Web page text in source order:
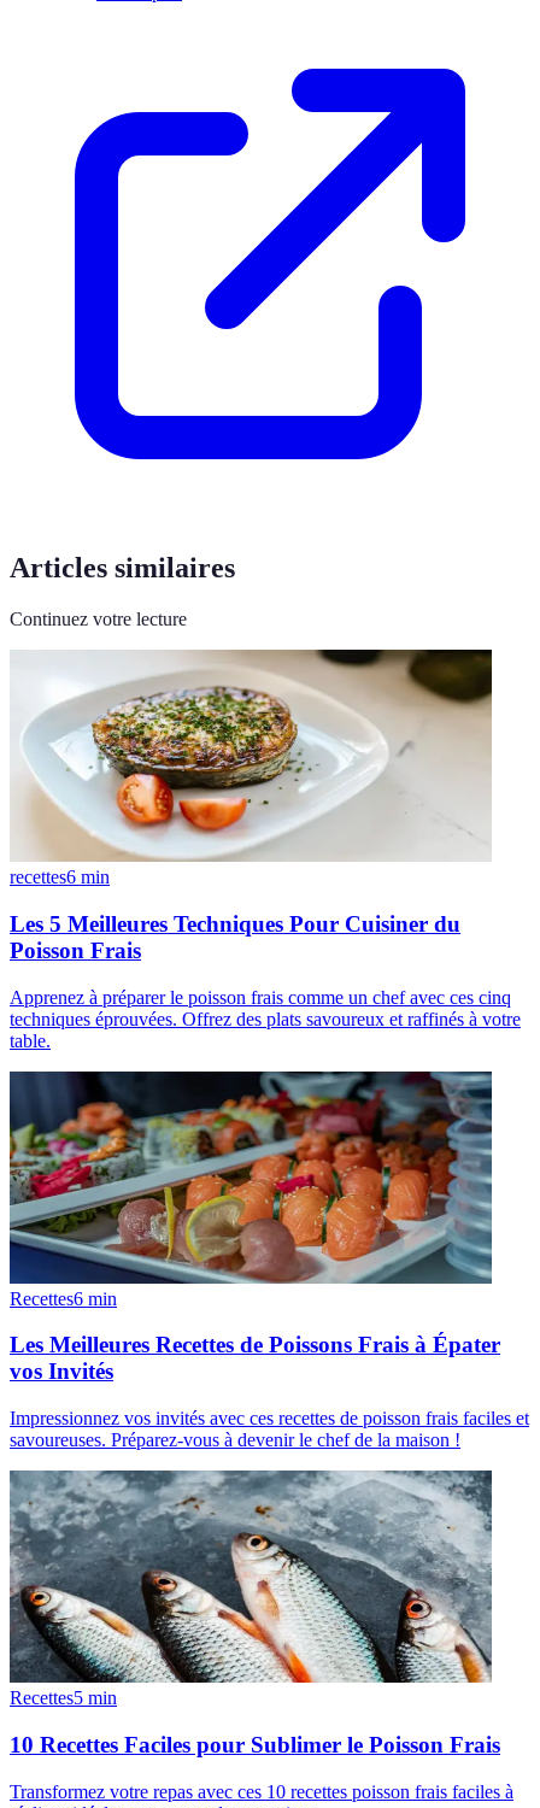
Articles similaires
Continuez votre lecture
recettes6 min
Les 5 Meilleures Techniques Pour Cuisiner du
Poisson Frais
Apprenez à préparer le poisson frais comme un chef avec ces cinq
techniques éprouvées. Offrez des plats savoureux et raffinés à votre
table.
Recettes6 min
Les Meilleures Recettes de Poissons Frais à Épater
vos Invités
Impressionnez vos invités avec ces recettes de poisson frais faciles et
savoureuses. Préparez-vous à devenir le chef de la maison !
Recettes5 min
10 Recettes Faciles pour Sublimer le Poisson Frais
Transformez votre repas avec ces 10 recettes poisson frais faciles à